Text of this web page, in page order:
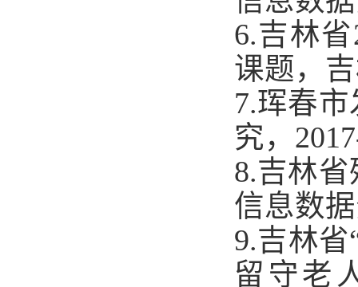
6.吉林省
课题，
7.珲春市
究，
8.吉林
信息数
9.吉林省
留守老